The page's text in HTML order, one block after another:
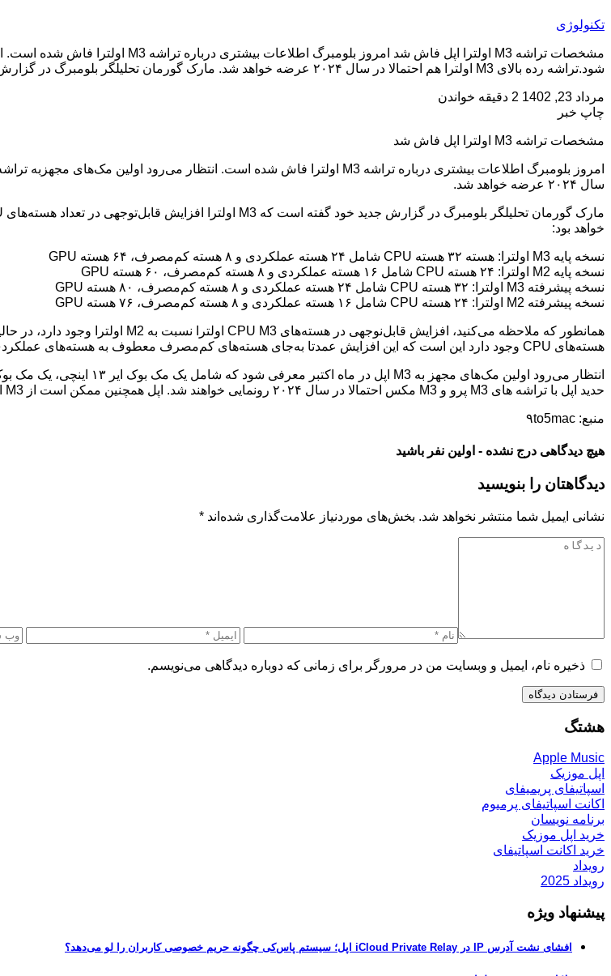
تکنولوژی
شود.تراشه رده بالای M3 اولترا هم احتمالا در سال ۲۰۲۴ عرضه خواهد شد. مارک گورمان تحلیلگر بلومبرگ در گزارش جدید خود گفته است که […]
مرداد 23, 1402
2 دقیقه خواندن
چاپ خبر
مشخصات تراشه M3 اولترا اپل فاش شد
سال ۲۰۲۴ عرضه خواهد شد.
خواهد بود:
نسخه پایه M3 اولترا: هسته ۳۲ هسته CPU شامل ۲۴ هسته عملکردی و ۸ هسته کم‌مصرف، ۶۴ هسته GPU
نسخه پایه M2 اولترا: ۲۴ هسته CPU شامل ۱۶ هسته عملکردی و ۸ هسته کم‌مصرف، ۶۰ هسته GPU
نسخه پیشرفته M3 اولترا: ۳۲ هسته CPU شامل ۲۴ هسته عملکردی و ۸ هسته کم‌مصرف، ۸۰ هسته GPU
نسخه پیشرفته M2 اولترا: ۲۴ هسته CPU شامل ۱۶ هسته عملکردی و ۸ هسته کم‌مصرف، ۷۶ هسته GPU
هسته‌های CPU وجود دارد این است که این افزایش عمدتا به‌جای هسته‌های کم‌مصرف معطوف به هسته‌های عملکردی خواهد بود.
حدید اپل با تراشه های M3 پرو و M3 مکس احتمالا در سال ۲۰۲۴ رونمایی خواهند شد. اپل همچنین ممکن است از M3 اولترا در مک استودیو و مک پرو آینده خود استفاده کند.
منبع: ۹to5mac
هیچ دیدگاهی درج نشده - اولین نفر باشید
دیدگاهتان را بنویسید
نشانی ایمیل شما منتشر نخواهد شد. بخش‌های موردنیاز علامت‌گذاری شده‌اند *
ذخیره نام، ایمیل و وبسایت من در مرورگر برای زمانی که دوباره دیدگاهی می‌نویسم.
هشتگ
Apple Music
اپل موزیک
اسپاتیفای پریمیفای
اکانت اسپاتیفای پرمیوم
برنامه نویسان
خرید اپل موزیک
خرید اکانت اسپاتیفای
رویداد
رویداد 2025
پیشنهاد ویژه
افشای نشت آدرس IP در iCloud Private Relay اپل؛ سیستم پاس‌کی چگونه حریم خصوصی کاربران را لو می‌دهد؟